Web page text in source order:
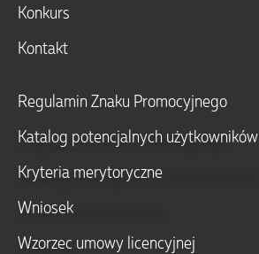
Konkurs
Kontakt
Regulamin Znaku Promocyjnego
Katalog potencjalnych użytkowników
Kryteria merytoryczne
Wniosek
Wzorzec umowy licencyjnej